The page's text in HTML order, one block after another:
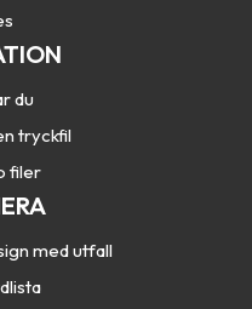
du
tryckfil
filer
med utfall